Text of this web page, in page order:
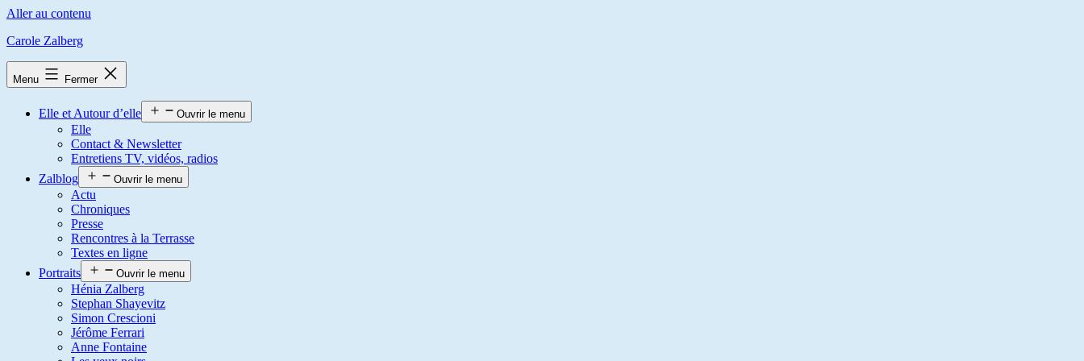
Aller au contenu
Carole Zalberg
Menu Fermer
Elle et Autour d’elle Ouvrir le menu
Elle
Contact & Newsletter
Entretiens TV, vidéos, radios
Zalblog
Ouvrir le menu
Actu
Chroniques
Presse
Rencontres à la Terrasse
Textes en ligne
Portraits
Ouvrir le menu
Hénia Zalberg
Stephan Shayevitz
Simon Crescioni
Jérôme Ferrari
Anne Fontaine